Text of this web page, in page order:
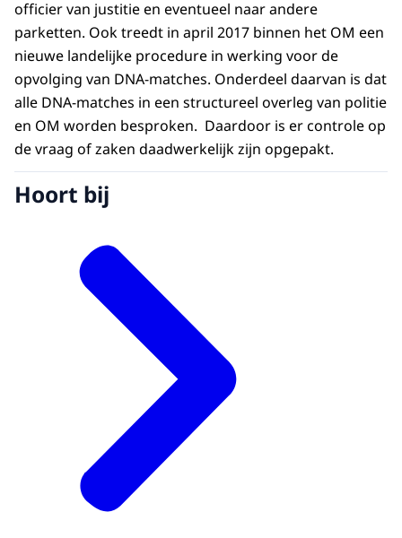
officier van justitie en eventueel naar andere
parketten. Ook treedt in april 2017 binnen het OM een
nieuwe landelijke procedure in werking voor de
opvolging van DNA-matches. Onderdeel daarvan is dat
alle DNA-matches in een structureel overleg van politie
en OM worden besproken. Daardoor is er controle op
de vraag of zaken daadwerkelijk zijn opgepakt.
Hoort bij